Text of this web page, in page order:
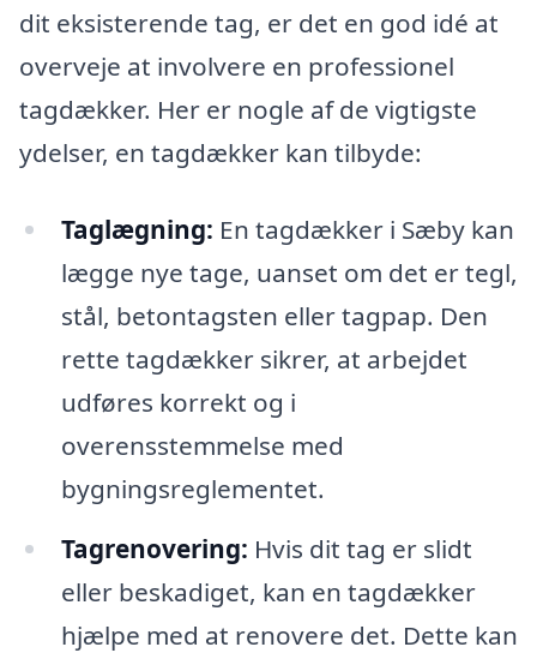
dit eksisterende tag, er det en god idé at
overveje at involvere en professionel
tagdækker. Her er nogle af de vigtigste
ydelser, en tagdækker kan tilbyde:
Taglægning: En tagdækker i Sæby kan
lægge nye tage, uanset om det er tegl,
stål, betontagsten eller tagpap. Den
rette tagdækker sikrer, at arbejdet
udføres korrekt og i
overensstemmelse med
bygningsreglementet.
Tagrenovering: Hvis dit tag er slidt
eller beskadiget, kan en tagdækker
hjælpe med at renovere det. Dette kan